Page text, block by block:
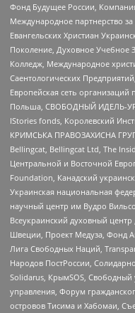
Фонд Будущее России,
Международное партнерство
Евангельских Христиан
Поколение, Духовное Учебное
Колледж, Международное
Саентологических
Европейская сеть
Польша, СВОБОДНЫЙ ИДЕЛЬ-
IStories fonds, Королевский
КРИМСЬКА ПРАВОЗАХИСНА
Bellingcat, Bellingcat Ltd, The
Центральной и Восточной
Foundation, Канадский
Украинская национальная
научный центр им Вудро
Всеукраинский духовный
Швеции, Проект Медуза, Фонд
Лига Свободных Наций,
Народов ПостРоссии,
Solidarus, КрымSOS, Свободный
управления, Форум
островов Тисима и Хабомаи,